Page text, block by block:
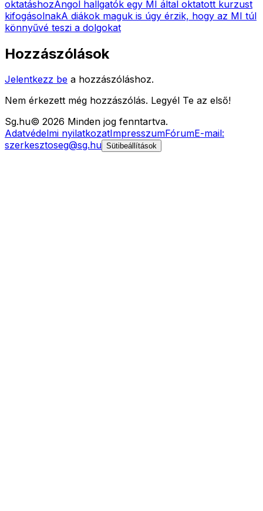
oktatáshozAngol hallgatók egy MI által oktatott kurzust
kifogásolnakA diákok maguk is úgy érzik, hogy az MI túl
könnyűvé teszi a dolgokat
Hozzászólások
Jelentkezz be a hozzászóláshoz.
Nem érkezett még hozzászólás. Legyél Te az első!
Sg.hu© 2026 Minden jog fenntartva.
Adatvédelmi nyilatkozatImpresszumFórumE-mail:
szerkesztoseg@sg.hu Sütibeállítások